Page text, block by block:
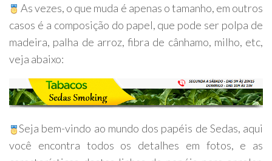
As vezes, o que muda é apenas o tamanho, em outros
casos é a composição do papel, que pode ser polpa de
madeira, palha de arroz, fibra de cânhamo, milho, etc,
veja abaixo:
Seja bem-vindo ao mundo dos papéis de Sedas, aqui
você encontra todos os detalhes em fotos, e as